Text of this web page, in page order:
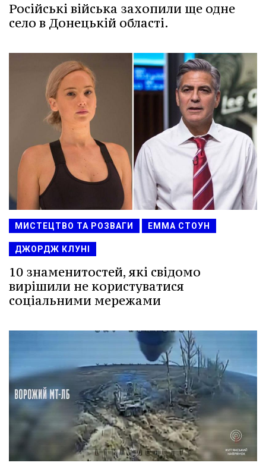
Російські війська захопили ще одне
село в Донецькій області.
МИСТЕЦТВО ТА РОЗВАГИ ЕММА СТОУН
ДЖОРДЖ КЛУНІ
10 знаменитостей, які свідомо
вирішили не користуватися
соціальними мережами